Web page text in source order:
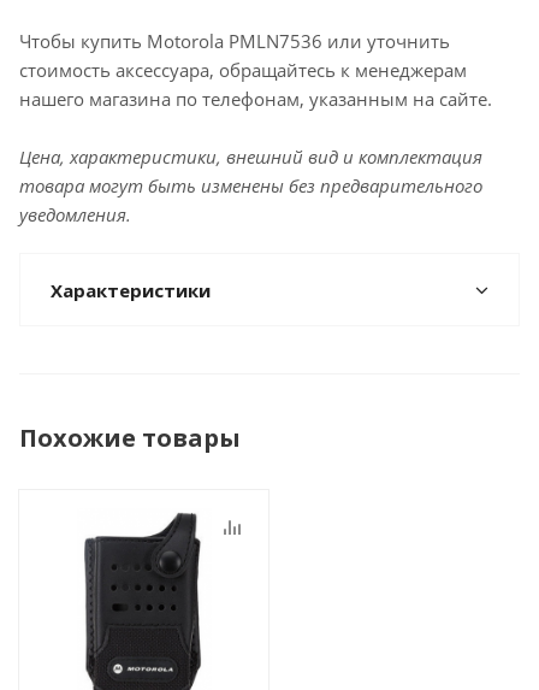
Чтобы купить Motorola PMLN7536 или уточнить
стоимость аксессуара, обращайтесь к менеджерам
нашего магазина по телефонам, указанным на сайте.
Цена, характеристики, внешний вид и комплектация
товара могут быть изменены без предварительного
уведомления.
Характеристики
Похожие товары